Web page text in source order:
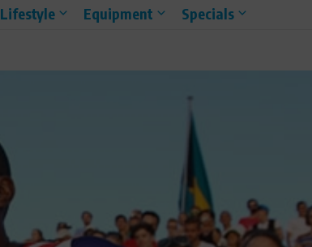
Lifestyle Equipment Specials